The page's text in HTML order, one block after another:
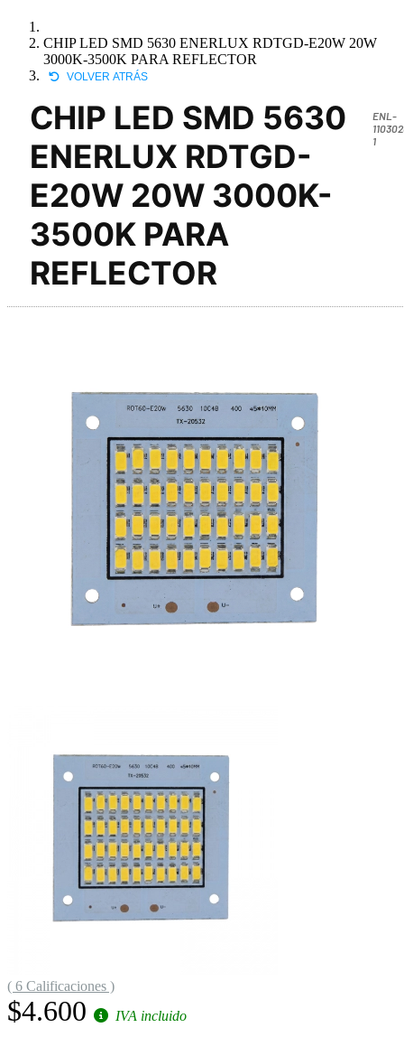
CHIP LED SMD 5630 ENERLUX RDTGD-E20W 20W
3000K-3500K PARA REFLECTOR
VOLVER ATRÁS
CHIP LED SMD 5630
ENERLUX RDTGD-
E20W 20W 3000K-
3500K PARA
REFLECTOR
ENL-
1
( 6 Calificaciones )
$4.600 IVA incluido